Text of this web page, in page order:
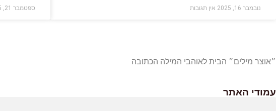
נובמבר 16, 2025 אין תגובות ספטמבר 21, 2025
״אוצר מילים״ הבית לאוהבי המילה הכתובה
עמודי האתר